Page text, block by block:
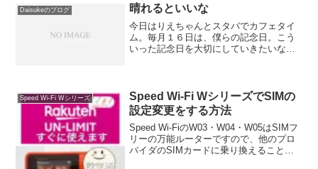
Daisukeのブログ 晴れるといいな
今日はりえちゃんとスタバでカフェタイ
ム。毎月１６日は、僕らの記念日。こう
いった記念日を大切にしていきたいな。
る。これから5年、10...
Speed Wi-Fi Wシリーズ
Speed Wi-Fi WシリーズでSIMの
設定変更をする方法
Speed Wi-FiのW03・W04・W05はSIMフ
リーの万能ルーターですので、他のプロ
バイダのSIMカードに乗り換えることが